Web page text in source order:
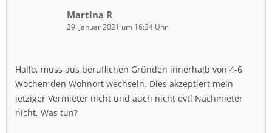
Martina R
29. Januar 2021 um 16:34 Uhr
Hallo, muss aus beruflichen Gründen innerhalb von 4-6
Wochen den Wohnort wechseln. Dies akzeptiert mein
jetziger Vermieter nicht und auch nicht evtl Nachmieter
nicht. Was tun?